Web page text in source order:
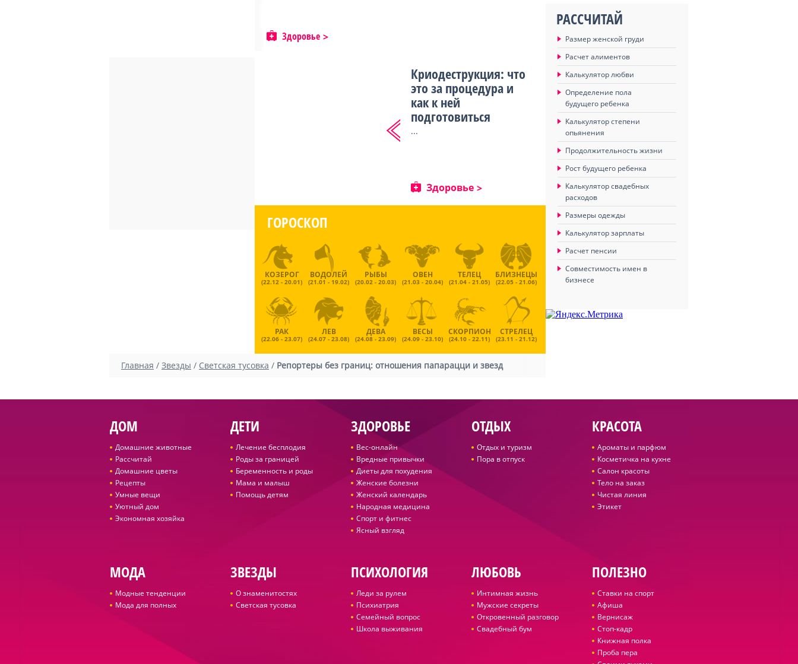
Здоровье
Криодеструкция: что
это за процедура и
как к ней
подготовиться
...
Здоровье
ГОРОСКОП
КОЗЕРОГ
(22.12 - 20.01)
ВОДОЛЕЙ
(21.01 - 19.02)
РЫБЫ
(20.02 - 20.03)
ОВЕН
(21.03 - 20.04)
ТЕЛЕЦ
(21.04 - 21.05)
БЛИЗНЕЦЫ
(22.05 - 21.06)
РАК
(22.06 - 23.07)
ЛЕВ
(24.07 - 23.08)
ДЕВА
(24.08 - 23.09)
ВЕСЫ
(24.09 - 23.10)
СКОРПИОН
(24.10 - 22.11)
СТРЕЛЕЦ
(23.11 - 21.12)
Главная / Звезды / Светская тусовка / Репортеры без границ: отношения папарацци и звезд
РАССЧИТАЙ
Размер женской груди
Расчет алиментов
Калькулятор любви
Определение пола
будущего ребенка
Калькулятор степени
опьянения
Продолжительность жизни
Рост будущего ребенка
Калькулятор свадебных
расходов
Размеры одежды
Калькулятор зарплаты
Расчет пенсии
Совместимость имен в
бизнесе
ДОМ
Домашние животные
Рассчитай
Домашние цветы
Рецепты
Умные вещи
Уютный дом
Экономная хозяйка
ДЕТИ
Лечение бесплодия
Роды за границей
Беременность и роды
Мама и малыш
Помощь детям
ЗДОРОВЬЕ
Вес-онлайн
Вредные привычки
Диеты для похудения
Женские болезни
Женский календарь
Народная медицина
Спорт и фитнес
Ясный взгляд
ОТДЫХ
Отдых и туризм
Пора в отпуск
КРАСОТА
Ароматы и парфюм
Косметичка на кухне
Салон красоты
Тело на заказ
Чистая линия
Этикет
МОДА
Модные тенденции
Мода для полных
ЗВЕЗДЫ
О знаменитостях
Светская тусовка
ПСИХОЛОГИЯ
Леди за рулем
Психиатрия
Семейный вопрос
Школа выживания
ЛЮБОВЬ
Интимная жизнь
Мужские секреты
Откровенный разговор
Свадебный бум
ПОЛЕЗНО
Ставки на спорт
Афиша
Вернисаж
Стоп-кадр
Книжная полка
Проба пера